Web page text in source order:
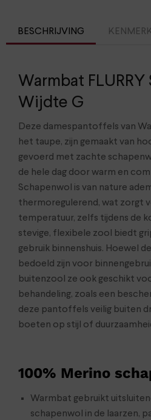
BESCHRIJVING
Warmbat FLURRY
Wijdte G
Deze damespantoffels van
het taupe, zijn gemaakt van
gevoerd met zachte
de hele dag door warm en
Schapenwol is van nature
thermoregulerend, wat zorgt
temperatuur, zelfs tijdens de
stevige, flexibele zool biedt
gebruik binnenshuis. Hoewel
bedoeld zijn voor
buitenzool ze ook geschikt
behandeling, zoals een
deze pantoffels veilig buiten
boeten op stijl of
100% Merino
Warmbat gebruikt
schapenwol in de laarzen,